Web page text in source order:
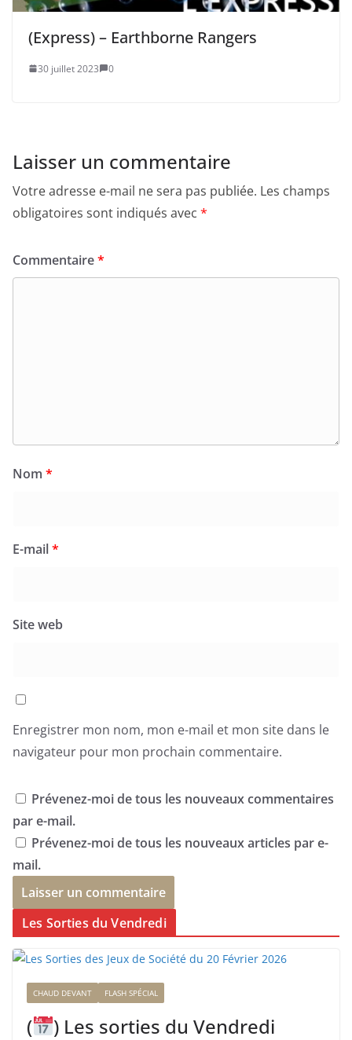
(Express) – Earthborne Rangers
30 juillet 2023 0
Laisser un commentaire
Votre adresse e-mail ne sera pas publiée. Les champs
obligatoires sont indiqués avec *
Commentaire*
Nom *
E-mail*
Site web
Enregistrer mon nom, mon e-mail et mon site dans le
navigateur pour mon prochain commentaire.
Prévenez-moi de tous les nouveaux commentaires
par e-mail.
Prévenez-moi de tous les nouveaux articles par e-
mail.
Les Sorties du Vendredi
CHAUD DEVANT FLASH SPÉCIAL
(
) Les sorties du Vendredi